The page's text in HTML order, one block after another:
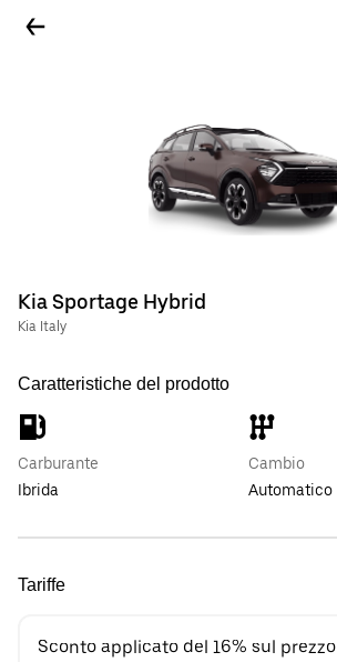
Kia Sportage Hybrid
Kia Italy
Caratteristiche del prodotto
Carburante
Ibrida
Cambio
Automatico
Tariffe
Sconto applicato del 16% sul prezzo